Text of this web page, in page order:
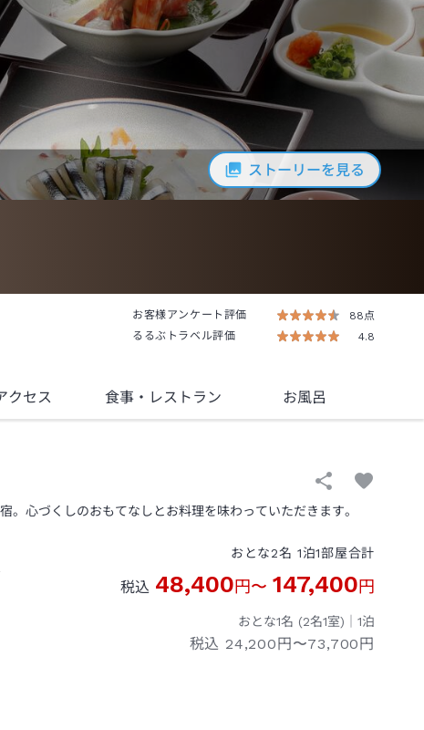
ストーリーを見る
お客様アンケート評価
88点
るるぶトラベル評価
4.8
クセス 食事 ・レストラン お風呂
心づくしのおもてなしとお料理を味わっていただきます。
おとな2名 1泊1部屋合計
税込 48,400円〜 147,400円
おとな1名 (2名1室)｜ 1泊
税込 24,200円〜73,700円